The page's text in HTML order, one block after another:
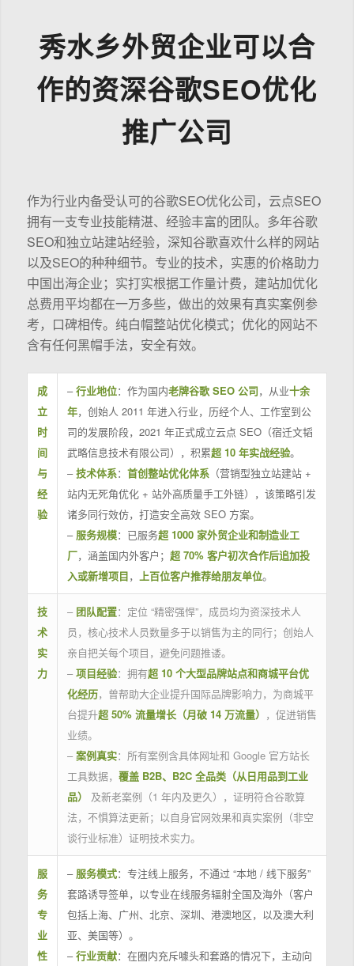
秀水乡外贸企业可以合
作的资深谷歌SEO优化
推广公司
作为行业内备受认可的谷歌SEO优化公司，云点SEO
拥有一支专业技能精湛、经验丰富的团队。多年谷歌
SEO和独立站建站经验，深知谷歌喜欢什么样的网站
以及SEO的种种细节。专业的技术，实惠的价格助力
中国出海企业；实打实根据工作量计费，建站加优化
总费用平均都在一万多些，做出的效果有真实案例参
考，口碑相传。纯白帽整站优化模式；优化的网站不
含有任何黑帽手法，安全有效。
成
立
时
间
与
经
验
–行业地位：作为国内老牌谷歌 SEO 公司，从业十余
年，创始人 2011 年进入行业，历经个人、工作室到公
司的发展阶段，2021 年正式成立云点 SEO（宿迁文韬
武略信息技术有限公司），积累超 10 年实战经验。
–技术体系： 首创整站优化体系（营销型独立站建站 +
站内无死角优化 + 站外高质量手工外链），该策略引发
诸多同行效仿，打造安全高效 SEO 方案。
– 服务规模：已服务超 1000 家外贸企业和制造业工
厂，涵盖国内外客户； 超 70% 客户初次合作后追加投
入或新增项目， 上百位客户推荐给朋友单位。
技
术
实
力
– 团队配置：定位 “精密强悍”，成员均为资深技术人
员，核心技术人员数量多于以销售为主的同行；创始人
亲自把关每个项目，避免问题推诿。
– 项目经验：拥有超 10 个大型品牌站点和商城平台优
化经历，曾帮助大企业提升国际品牌影响力，为商城平
台提升超 50% 流量增长（月破 14 万流量） ，促进销售
业绩。
– 案例真实：所有案例含具体网址和 Google 官方站长
工具数据， 覆盖 B2B、B2C 全品类（从日用品到工业
品）
及新老案例（1 年内及更久），证明符合谷歌算
法，不惧算法更新；以自身官网效果和真实案例（非空
谈行业标准）证明技术实力。
服
务
专
业
性
– 服务模式：专注线上服务，不通过 “本地 / 线下服务”
套路诱导签单，以专业在线服务辐射全国及海外（客户
包括上海、广州、北京、深圳、港澳地区，以及澳大利
亚、美国等）。
–行业贡献：在圈内充斥噱头和套路的情况下，主动向